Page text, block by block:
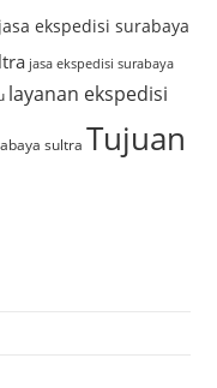
jasa ekspedisi surabaya
jasa ekspedisi surabaya
layanan ekspedisi
sultra Tujuan